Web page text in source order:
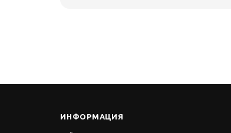
ИНФОРМАЦИЯ